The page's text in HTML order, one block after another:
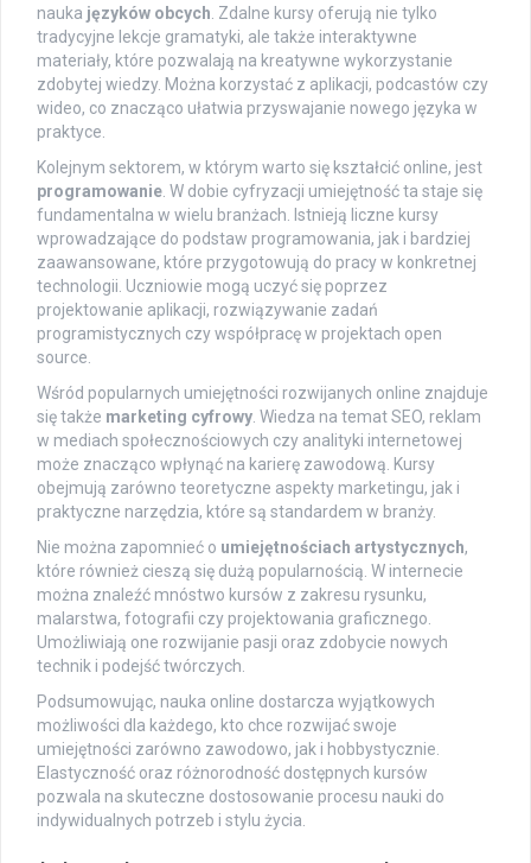
nauka języków obcych . Zdalne kursy oferują nie tylko
tradycyjne lekcje gramatyki, ale także interaktywne
materiały, które pozwalają na kreatywne wykorzystanie
zdobytej wiedzy. Można korzystać z aplikacji, podcastów czy
wideo, co znacząco ułatwia przyswajanie nowego języka w
praktyce.
Kolejnym sektorem, w którym warto się kształcić online, jest
programowanie . W dobie cyfryzacji umiejętność ta staje się
fundamentalna w wielu branżach. Istnieją liczne kursy
wprowadzające do podstaw programowania, jak i bardziej
zaawansowane, które przygotowują do pracy w konkretnej
technologii. Uczniowie mogą uczyć się poprzez
projektowanie aplikacji, rozwiązywanie zadań
programistycznych czy współpracę w projektach open
source.
Wśród popularnych umiejętności rozwijanych online znajduje
się także marketing cyfrowy . Wiedza na temat SEO, reklam
w mediach społecznościowych czy analityki internetowej
może znacząco wpłynąć na karierę zawodową. Kursy
obejmują zarówno teoretyczne aspekty marketingu, jak i
praktyczne narzędzia, które są standardem w branży.
Nie można zapomnieć o umiejętnościach artystycznych,
które również cieszą się dużą popularnością. W internecie
można znaleźć mnóstwo kursów z zakresu rysunku,
malarstwa, fotografii czy projektowania graficznego.
Umożliwiają one rozwijanie pasji oraz zdobycie nowych
technik i podejść twórczych.
Podsumowując, nauka online dostarcza wyjątkowych
możliwości dla każdego, kto chce rozwijać swoje
umiejętności zarówno zawodowo, jak i hobbystycznie.
Elastyczność oraz różnorodność dostępnych kursów
pozwala na skuteczne dostosowanie procesu nauki do
indywidualnych potrzeb i stylu życia.